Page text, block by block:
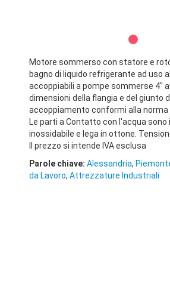
Motore sommerso con statore e
bagno di liquido refrigerante ad uso
accoppiabili a pompe sommerse 4"
dimensioni della flangia e del giunto
accoppiamento conformi alla norma
Le parti a Contatto con l'acqua sono
inossidabile e lega in ottone.
Il prezzo si intende IVA esclusa
Parole chiave: Alessandria,
da Lavoro, Attrezzature Industriali